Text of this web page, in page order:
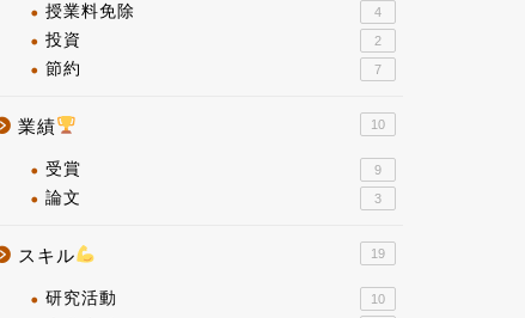
授業料免除 4
投資 2
節約 7
業績 10
受賞 9
論文 3
スキル 19
研究活動 10